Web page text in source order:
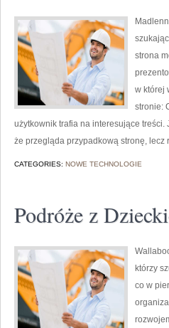
strona
w której
stronie:
użytkownik trafia na interesujące
że przegląda przypadkową stronę, lecz
CATEGORIES: NOWE TECHNOLOGIE
Podróże z
którzy
co w